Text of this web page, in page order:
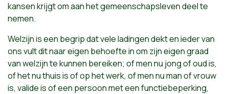
kansen krijgt om aan het gemeenschapsleven deel te
nemen.
Welzijn is een begrip dat vele ladingen dekt en ieder van
ons vult dit naar eigen behoefte in om zijn eigen graad
van welzijn te kunnen bereiken; of men nu jong of oud is,
of het nu thuis is of op het werk, of men nu man of vrouw
is, valide is of een persoon met een functiebeperking,